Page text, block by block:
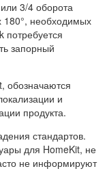
3/4 оборота
180°, необходимых
потребуется
запорный
обозначаются
и
продукта.
стандартов.
для HomeKit, не
не информируют